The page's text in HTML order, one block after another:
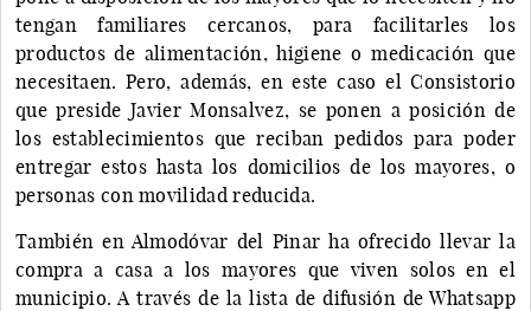
tengan familiares cercanos, para facilitarles los
productos de alimentación, higiene o medicación que
necesitaen. Pero, además, en este caso el Consistorio
que preside Javier Monsalvez, se ponen a posición de
los establecimientos que reciban pedidos para poder
entregar estos hasta los domicilios de los mayores, o
personas con movilidad reducida.
También en Almodóvar del Pinar ha ofrecido llevar la
compra a casa a los mayores que viven solos en el
municipio. A través de la lista de difusión de Whatsapp